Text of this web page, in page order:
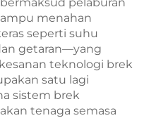
menahan
seperti suhu
getaran—yang
teknologi brek
satu lagi
sistem brek
tenaga semasa